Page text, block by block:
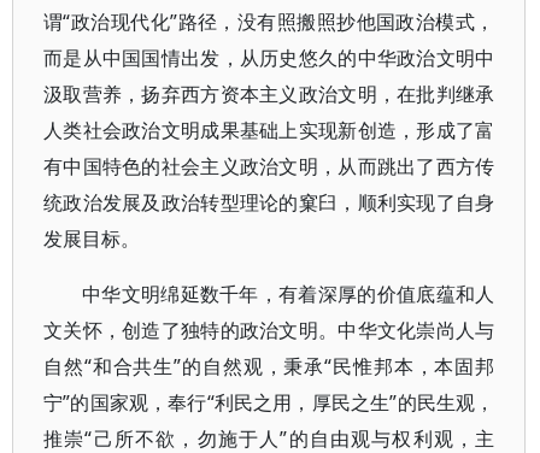
谓“政治现代化”路径，没有照搬照抄他国政治模式，
而是从中国国情出发，从历史悠久的中华政治文明中
汲取营养，扬弃西方资本主义政治文明，在批判继承
人类社会政治文明成果基础上实现新创造，形成了富
有中国特色的社会主义政治文明，从而跳出了西方传
统政治发展及政治转型理论的窠臼，顺利实现了自身
发展目标。
中华文明绵延数千年，有着深厚的价值底蕴和人
文关怀，创造了独特的政治文明。中华文化崇尚人与
自然“和合共生”的自然观，秉承“民惟邦本，本固邦
宁”的国家观，奉行“利民之用，厚民之生”的民生观，
推崇“己所不欲，勿施于人”的自由观与权利观，主